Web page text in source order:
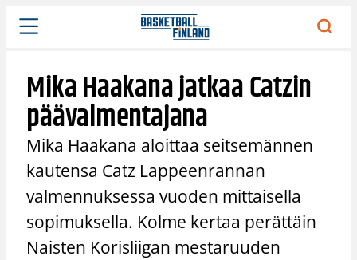
Siirry
sisältöön
Mika Haakana jatkaa Catzin
päävalmentajana
Mika Haakana aloittaa seitsemännen
kautensa Catz Lappeenrannan
valmennuksessa vuoden mittaisella
sopimuksella. Kolme kertaa perättäin
Naisten Korisliigan mestaruuden